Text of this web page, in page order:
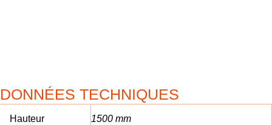
DONNÉES TECHNIQUES
Hauteur 1500 mm